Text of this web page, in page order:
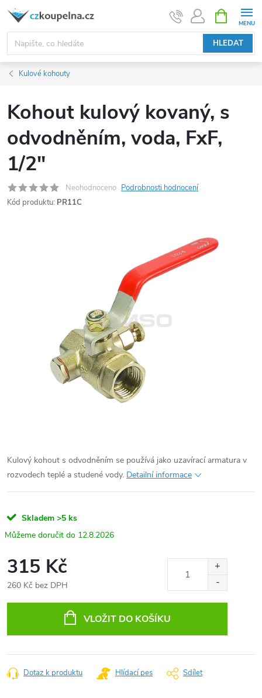
Přejít
obsah
HLEDAT
NÁKUPNÍ
KOŠÍK
Kulové kohouty
Kohout kulový kovaný, s
odvodněním, voda, FxF,
1/2"
Neohodnoceno Podrobnosti hodnocení
Kód produktu: PR11C
Kulový kohout s odvodněním se používá jako uzavírací armatura v
rozvodech teplé a studené vody. Detailní informace
Skladem >5 ks
12.8.2026
315 Kč
260 Kč bez DPH
VLOŽIT DO KOŠÍKU
Dotaz k produktu Hlídací pes Sdílet